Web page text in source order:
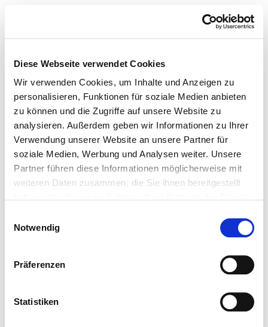
Diese Webseite verwendet Cookies
Wir verwenden Cookies, um Inhalte und Anzeigen zu
personalisieren, Funktionen für soziale Medien anbieten
zu können und die Zugriffe auf unsere Website zu
analysieren. Außerdem geben wir Informationen zu Ihrer
Verwendung unserer Website an unsere Partner für
soziale Medien, Werbung und Analysen weiter. Unsere
Partner führen diese Informationen möglicherweise mit
weiteren Daten zusammen, die Sie ihnen bereitgestellt
Notwendig
Präferenzen
Statistiken